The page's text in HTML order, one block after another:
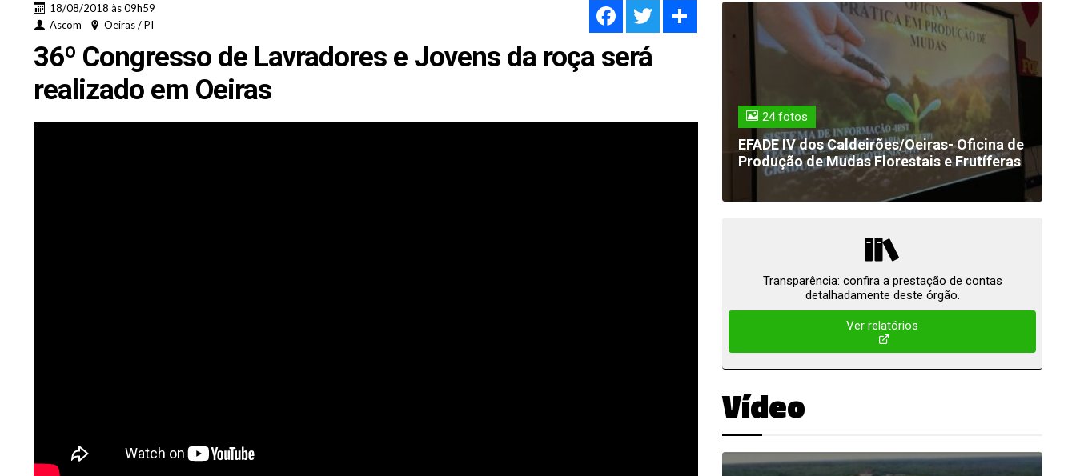
18/08/2018 às 09h59
Ascom
Oeiras / PI
FacebookTwitter Share
36º Congresso de Lavradores e Jovens da roça será
realizado em Oeiras
24 fotos
EFADE IV dos Caldeirões/Oeiras- Oficina de
Produção de Mudas Florestais e Frutíferas
Transparência: confira a prestação de contas
detalhadamente deste órgão.
Ver relatórios
Vídeo